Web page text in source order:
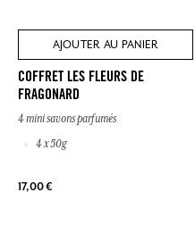
AJOUTER AU PANIER
COFFRET LES FLEURS DE
FRAGONARD
4 mini savons parfumés
4 x 50g
17,00 €